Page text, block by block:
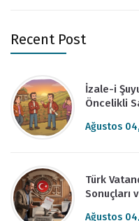
Recent Post
İzale-i
Öncelikli
Ağustos
Türk
Sonuçları
Ağustos